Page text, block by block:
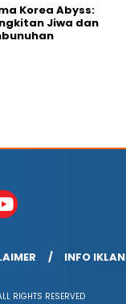
Korea Abyss:
Jiwa dan
INFO IKLAN
RIGHTS RESERVED